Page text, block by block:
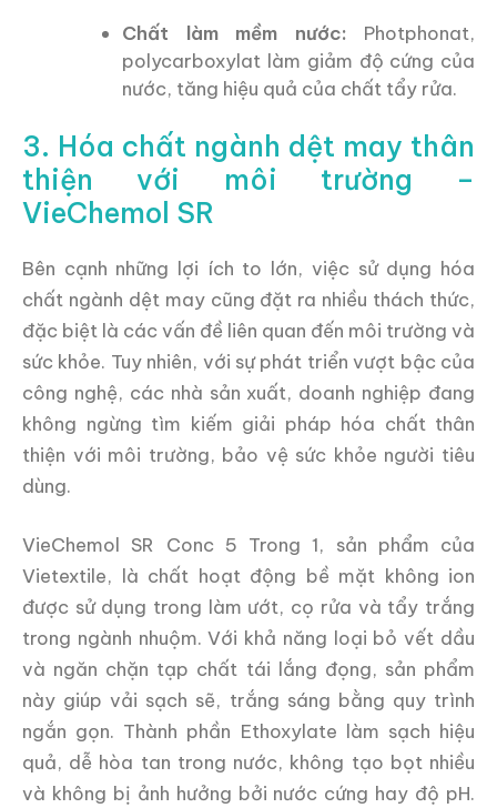
Chất làm mềm nước: Photphonat,
polycarboxylat làm giảm độ cứng của
nước, tăng hiệu quả của chất tẩy rửa.
3. Hóa chất ngành dệt may thân
thiện với môi trường –
VieChemol SR
Bên cạnh những lợi ích to lớn, việc sử dụng hóa
chất ngành dệt may cũng đặt ra nhiều thách thức,
đặc biệt là các vấn đề liên quan đến môi trường và
sức khỏe. Tuy nhiên, với sự phát triển vượt bậc của
công nghệ, các nhà sản xuất, doanh nghiệp đang
không ngừng tìm kiếm giải pháp hóa chất thân
thiện với môi trường, bảo vệ sức khỏe người tiêu
dùng.
VieChemol SR Conc 5 Trong 1, sản phẩm của
Vietextile, là chất hoạt động bề mặt không ion
được sử dụng trong làm ướt, cọ rửa và tẩy trắng
trong ngành nhuộm. Với khả năng loại bỏ vết dầu
và ngăn chặn tạp chất tái lắng đọng, sản phẩm
này giúp vải sạch sẽ, trắng sáng bằng quy trình
ngắn gọn. Thành phần Ethoxylate làm sạch hiệu
quả, dễ hòa tan trong nước, không tạo bọt nhiều
và không bị ảnh hưởng bởi nước cứng hay độ pH.